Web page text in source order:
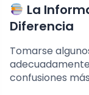
La
Diferencia
Tomarse
confusiones